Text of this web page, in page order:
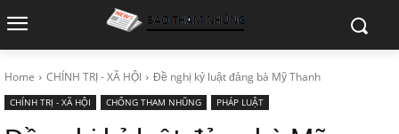
Home CHÍNH TRỊ - XÃ HỘI Đề nghị kỷ luật đảng bà Mỹ Thanh
CHÍNH TRỊ - XÃ HỘI CHỐNG THAM NHŨNG PHÁP LUẬT